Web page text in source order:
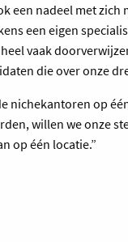
een nadeel met zich
een eigen
vaak
die over onze
nichekantoren op
willen we onze
op één locatie.”